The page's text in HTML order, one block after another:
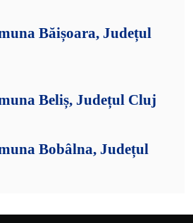
Băișoara, Județul
Beliș, Județul Cluj
Bobâlna, Județul